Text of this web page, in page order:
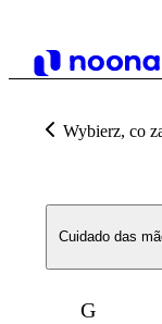
Wybierz, co
Cuidado das
G